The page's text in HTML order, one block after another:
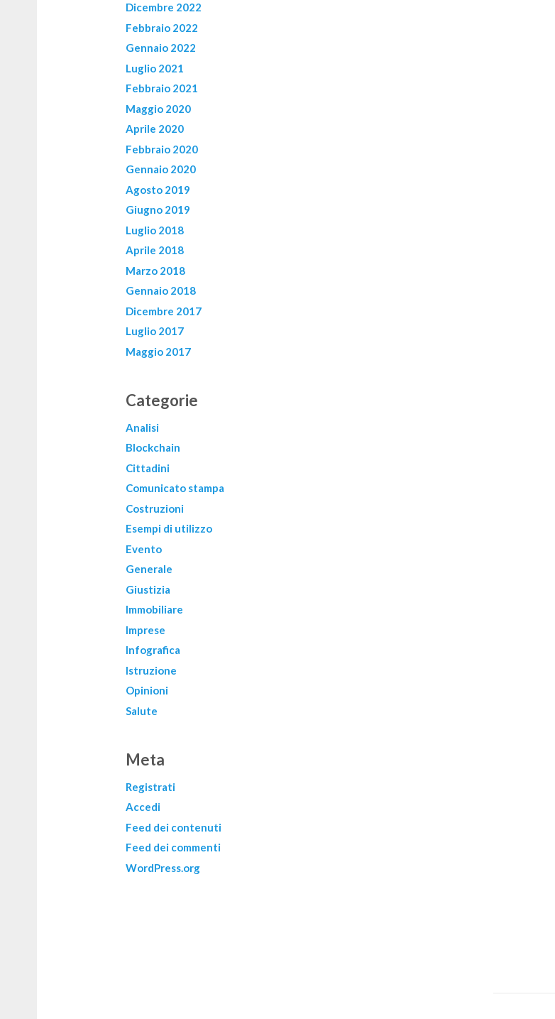
Dicembre 2022
Febbraio 2022
Gennaio 2022
Luglio 2021
Febbraio 2021
Maggio 2020
Aprile 2020
Febbraio 2020
Gennaio 2020
Agosto 2019
Giugno 2019
Luglio 2018
Aprile 2018
Marzo 2018
Gennaio 2018
Dicembre 2017
Luglio 2017
Maggio 2017
Categorie
Analisi
Blockchain
Cittadini
Comunicato stampa
Costruzioni
Esempi di utilizzo
Evento
Generale
Giustizia
Immobiliare
Imprese
Infografica
Istruzione
Opinioni
Salute
Meta
Registrati
Accedi
Feed dei contenuti
Feed dei commenti
WordPress.org